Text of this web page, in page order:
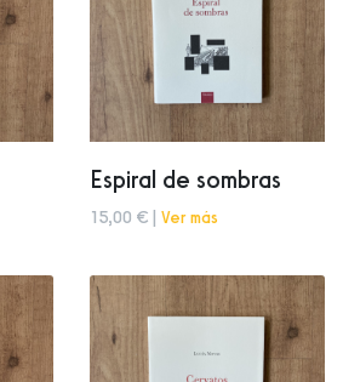
Espiral de sombras
15,00 € | Ver más